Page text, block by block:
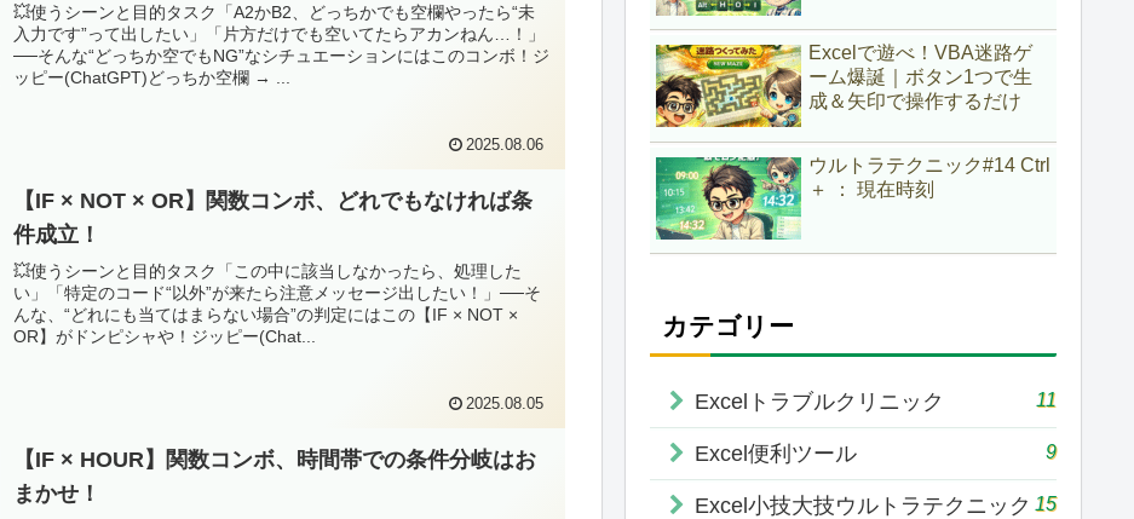
💥使うシーンと目的タスク「A2かB2、どっちかでも空欄やったら“未
入力です”って出したい」「片方だけでも空いてたらアカンねん…！」
──そんな“どっちか空でもNG”なシチュエーションにはこのコンボ！ジ
ッピー(ChatGPT)どっちか空欄 → ...
2025.08.06
【IF × NOT × OR】関数コンボ、どれでもなければ条
件成立！
💥使うシーンと目的タスク「この中に該当しなかったら、処理した
い」「特定のコード“以外”が来たら注意メッセージ出したい！」──そ
んな、“どれにも当てはまらない場合”の判定にはこの【IF × NOT ×
OR】がドンピシャや！ジッピー(Chat...
2025.08.05
【IF × HOUR】関数コンボ、時間帯での条件分岐はお
まかせ！
Excelで遊べ！VBA迷路ゲ
ーム爆誕｜ボタン1つで生
成＆矢印で操作するだけ
ウルトラテクニック#14 Ctrl
＋ ： 現在時刻
カテゴリー
Excelトラブルクリニック 11
Excel便利ツール 9
Excel小技大技ウルトラテクニック 15